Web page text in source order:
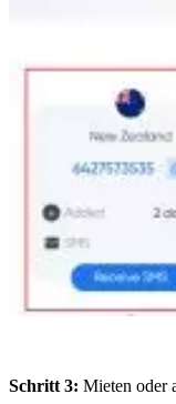
Schritt 3: Mieten oder